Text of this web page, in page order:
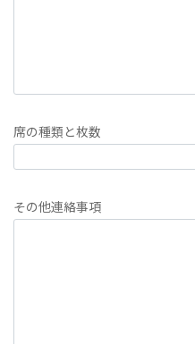
席の種類と枚数
その他連絡事項